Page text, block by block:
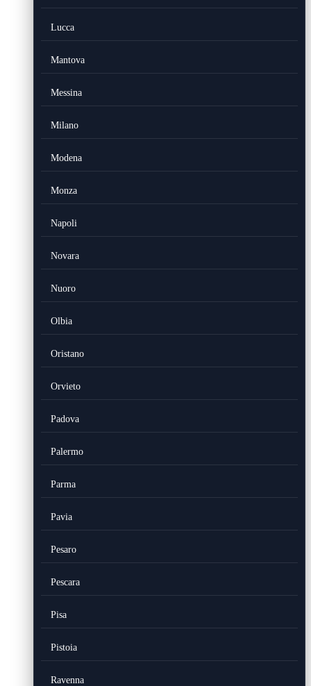
Lucca
Mantova
Messina
Milano
Modena
Monza
Napoli
Novara
Nuoro
Olbia
Oristano
Orvieto
Padova
Palermo
Parma
Pavia
Pesaro
Pescara
Pisa
Pistoia
Ravenna